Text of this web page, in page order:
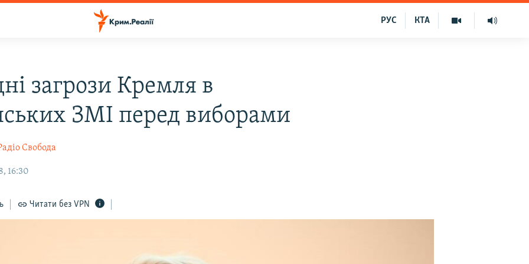
КТА
РУС
загрози Кремля в
ЗМІ перед виборами
Свобода
16:30
Читати без VPN